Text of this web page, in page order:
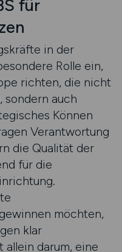
für
in der
Rolle ein,
richten, die nicht
sondern auch
Können
Verantwortung
die Qualität der
für die
möchten,
klar
allein darum, eine